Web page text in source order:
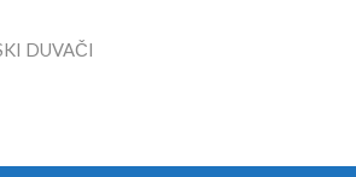
DUVAČI